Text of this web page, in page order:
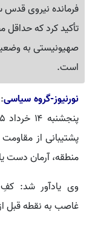
فرمانده نیروی قدس
تأکید کرد که
است.
نورنیوز-گروه سیاسی
پشتیبانی از
منطقه، آرمان دست
وی یادآور شد:
غاصب به نقطه قبل